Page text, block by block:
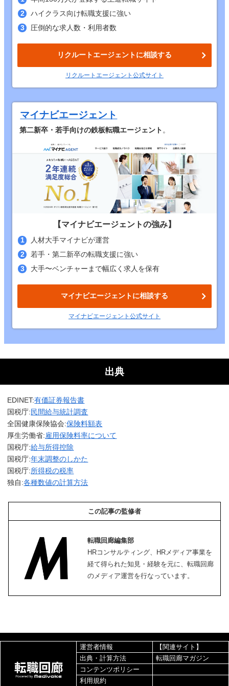
ハイクラス向け転職支援に強い
圧倒的な求人数・利用者数
リクルートエージェントに相談する
リクルートエージェント公式サイト
マイナビエージェント
第二新卒・若手向けの鉄板転職エージェント 。
【マイナビエージェントの強み】
人材大手マイナビが運営
若手・第二新卒の転職支援に強い
大手〜ベンチャーまで幅広く求人を保有
マイナビエージェントに相談する
マイナビエージェント 公式サイト
出典
EDINET:有価証券報告書
国税庁:民間給与統計調査
全国健康保険協会:保険料額表
厚生労働省:雇用保険料率について
国税庁:給与所得控除
国税庁:年末調整のしかた
国税庁:所得税の税率
独自:各種数値の計算方法
この記事の監修者
転職回廊編集部
HRコンサルティング、HRメディア事業を
経て得られた知見・経験を元に、転職回廊
のメディア運営を行なっています。
運営者情報
【関連サイト】
出典・計算方法
転職回廊マガジン
コンテンツポリシー
利用規約